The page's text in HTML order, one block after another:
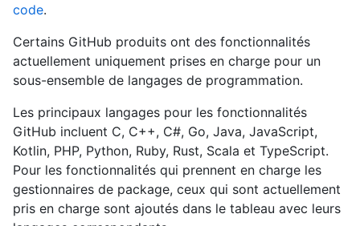
code.
Certains GitHub produits ont des fonctionnalités
actuellement uniquement prises en charge pour un
sous-ensemble de langages de programmation.
Les principaux langages pour les fonctionnalités
GitHub incluent C, C++, C#, Go, Java, JavaScript,
Kotlin, PHP, Python, Ruby, Rust, Scala et TypeScript.
Pour les fonctionnalités qui prennent en charge les
gestionnaires de package, ceux qui sont actuellement
pris en charge sont ajoutés dans le tableau avec leurs